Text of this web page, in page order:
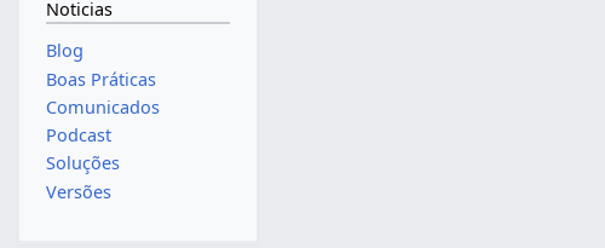
Noticias
Blog
Boas Práticas
Comunicados
Podcast
Soluções
Versões